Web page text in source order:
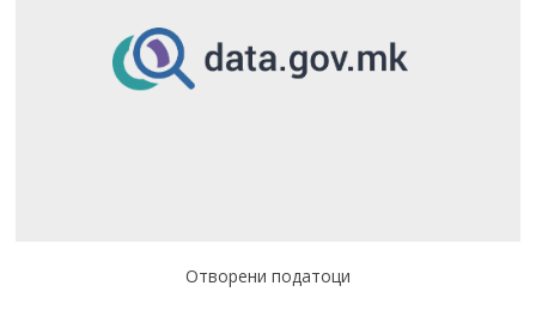
Отворени податоци